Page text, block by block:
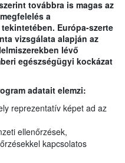
továbbra is magas az
a
Európa-szerte
vizsgálata alapján az
lévő
egészségügyi kockázat
adatait elemzi:
reprezentatív képet ad az
ellenőrzések,
kapcsolatos